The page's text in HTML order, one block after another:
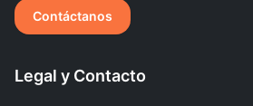
Contáctanos
Legal y Contacto